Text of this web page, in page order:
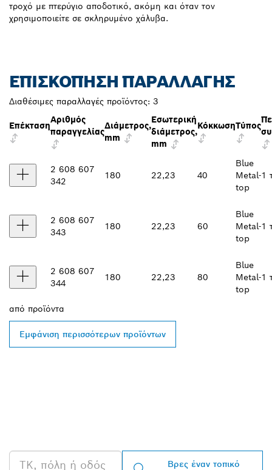
τροχό με πτερύγιο αποδοτικό, ακόμη και όταν τον
χρησιμοποιείτε σε σκληρυμένο χάλυβα.
ΕΠΙΣΚΌΠΗΣΗ ΠΑΡΑΛΛΑΓΉΣ
Διαθέσιμες παραλλαγές προϊόντος: 3
Επέκταση
Αριθμός
παραγγελίας
Διάμετρος,
mm
Εσωτερική
διάμετρος,
mm
ΚόκκωσηΤύπος
2 608 607
342
180 22,23 40
Blue
Metal-
top
1
2 608 607
343
180 22,23 60
Blue
Metal-
top
1
2 608 607
344
180 22,23 80
Blue
Metal-
top
1
από προϊόντα
Εμφάνιση περισσότερων προϊόντων
Βρες έναν τοπικό